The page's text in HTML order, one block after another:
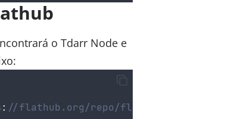
o Tdarr Node e
: //flathub.org/repo/flathub.flatpakrepo